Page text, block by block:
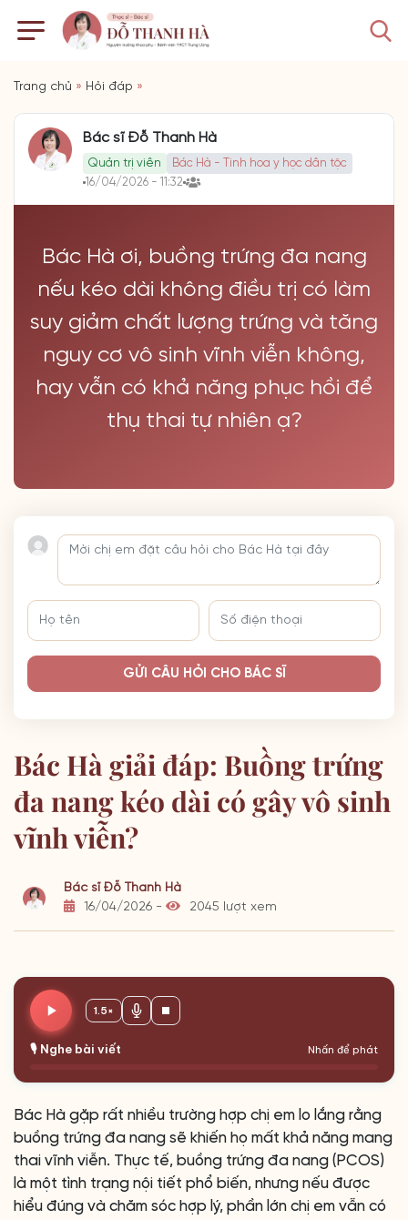
Trang chủ » Hỏi đáp »
Bác sĩ Đỗ Thanh Hà
Quản trị viên
Bác Hà - Tinh hoa y học dân tộc
16/04/2026 - 11:32
Bác Hà ơi, buồng trứng đa nang
nếu kéo dài không điều trị có làm
suy giảm chất lượng trứng và tăng
nguy cơ vô sinh vĩnh viễn không,
hay vẫn có khả năng phục hồi để
thụ thai tự nhiên ạ?
GỬI CÂU HỎI CHO BÁC SĨ
Bác Hà giải đáp: Buồng trứng
đa nang kéo dài có gây vô sinh
vĩnh viễn?
Bác sĩ Đỗ Thanh Hà
16/04/2026 -
2045 lượt xem
🎙️ Nghe bài viết Nhấn để phát
1.5×
Bác Hà gặp rất nhiều trường hợp chị em lo lắng rằng
buồng trứng đa nang sẽ khiến họ mất khả năng mang
thai vĩnh viễn. Thực tế, buồng trứng đa nang (PCOS)
là một tình trạng nội tiết phổ biến, nhưng nếu được
hiểu đúng và chăm sóc hợp lý, phần lớn chị em vẫn có